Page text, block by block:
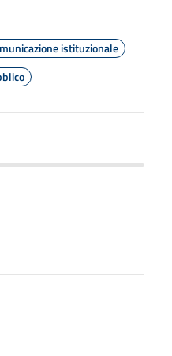
istituzionale